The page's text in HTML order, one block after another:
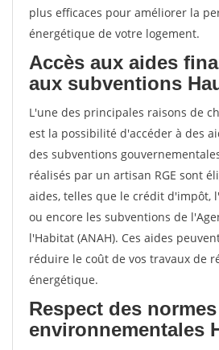
plus efficaces pour améliorer la
énergétique de votre logement.
Accès aux aides
aux subventions
L'une des principales raisons de
est la possibilité d'accéder à des
des subventions
réalisés par un artisan RGE sont
aides, telles que le crédit d'impôt,
ou encore les subventions de
l'Habitat (ANAH). Ces aides
réduire le coût de vos travaux de
énergétique.
Respect des normes
environnementales